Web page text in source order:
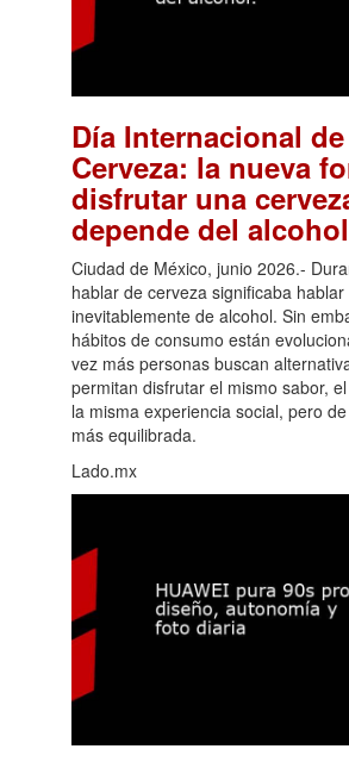
Día Internacional
Cerveza: la nueva
disfrutar una
depende del
Ciudad de México, junio 2026.-
hablar de cerveza significaba hablar
inevitablemente de alcohol. Sin
hábitos de consumo están
vez más personas buscan
permitan disfrutar el mismo sabor,
la misma experiencia social, pero
más equilibrada.
Lado.mx